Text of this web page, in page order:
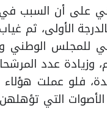
على أن السبب
الأولى، ثم
للمجلس
وزيادة عدد
فيها إلى (29)
التي